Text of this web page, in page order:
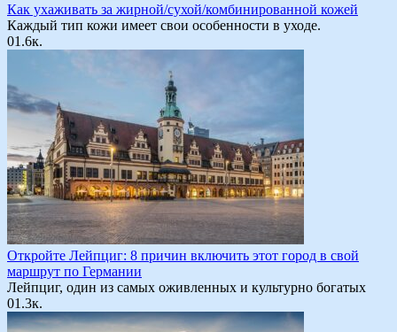
Как ухаживать за жирной/сухой/комбинированной кожей
Каждый тип кожи имеет свои особенности в уходе.
01.6к.
Откройте Лейпциг: 8 причин включить этот город в свой
маршрут по Германии
Лейпциг, один из самых оживленных и культурно богатых
01.3к.